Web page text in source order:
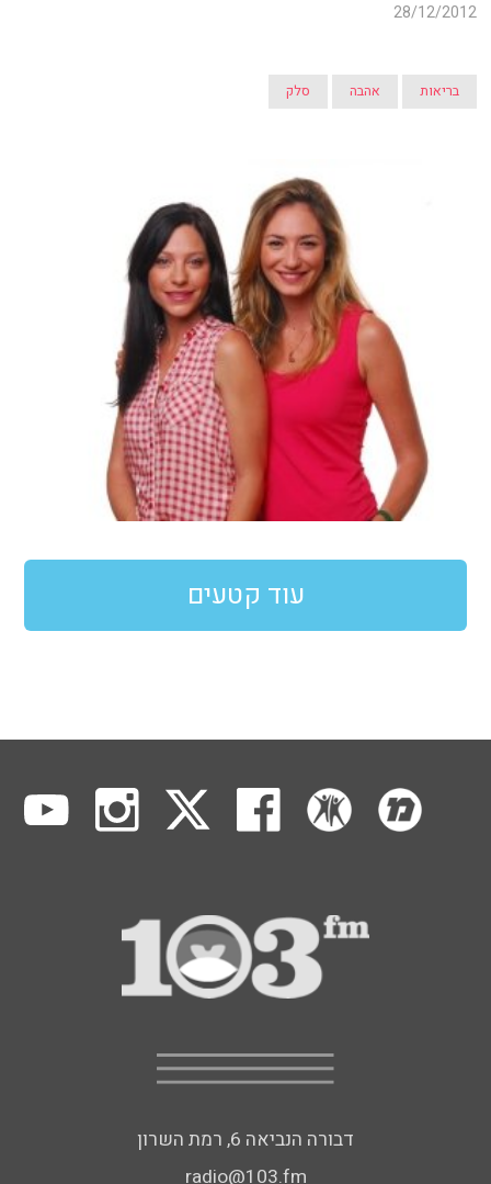
28/12/2012
בריאות אהבה סלק
עוד קטעים
דבורה הנביאה 6, רמת השרון
radio@103.fm